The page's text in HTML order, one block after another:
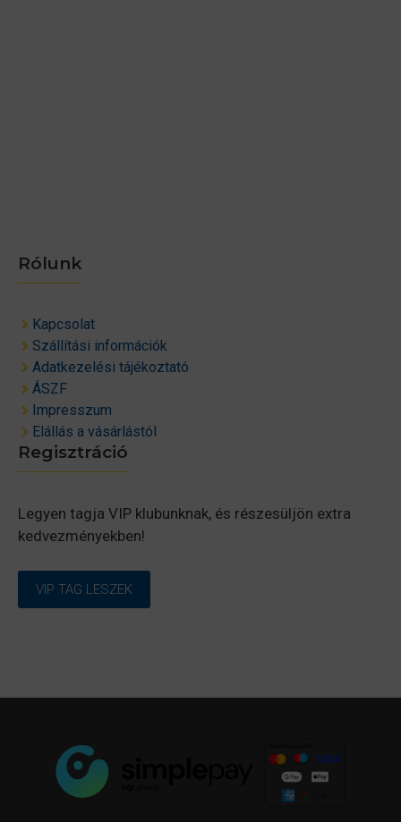
Rólunk
Kapcsolat
Szállítási információk
Adatkezelési tájékoztató
ÁSZF
Impresszum
Elállás a vásárlástól
Regisztráció
Legyen tagja VIP klubunknak, és részesüljön extra
kedvezményekben!
VIP TAG LESZEK